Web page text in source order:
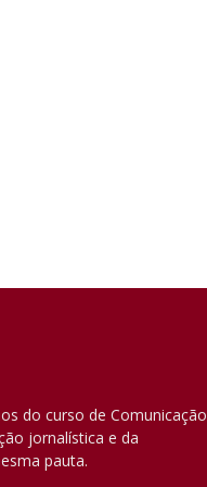
do curso de Comunicação
jornalística e da
pauta.